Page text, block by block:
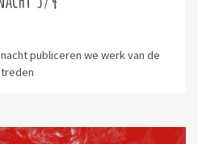
publiceren we werk van de